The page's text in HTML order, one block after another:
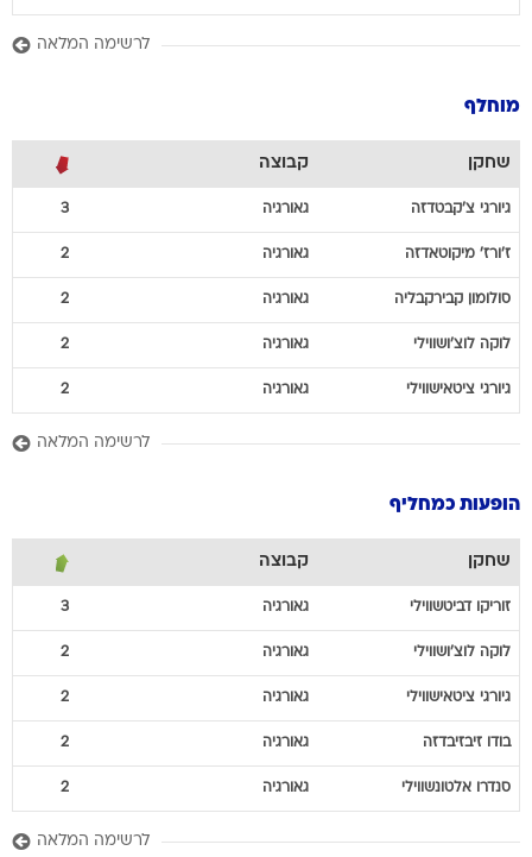
לרשימה המלאה
מוחלף
שחקן קבוצה
גיורגי צ'קבטדזה גאורגיה 3
ז'ורז' מיקוטאדזה גאורגיה 2
סולומון קבירקבליה גאורגיה 2
לוקה לוצ'ושווילי גאורגיה 2
גיורגי ציטאישווילי גאורגיה 2
לרשימה המלאה
הופעות כמחליף
שחקן קבוצה
זוריקו דביטשווילי גאורגיה 3
לוקה לוצ'ושווילי גאורגיה 2
גיורגי ציטאישווילי גאורגיה 2
בודו זיבזיבדזה גאורגיה 2
סנדרו אלטונשווילי גאורגיה 2
לרשימה המלאה